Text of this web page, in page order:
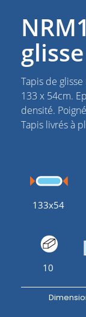
glisse
Tapis de
133 x 54cm.
densité.
Tapis livrés à
133x54
10